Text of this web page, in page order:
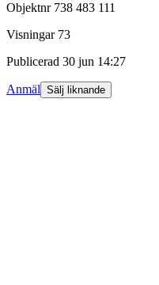
Objektnr 738 483 111
Visningar 73
Publicerad 30 jun 14:27
Anmäl Sälj liknande